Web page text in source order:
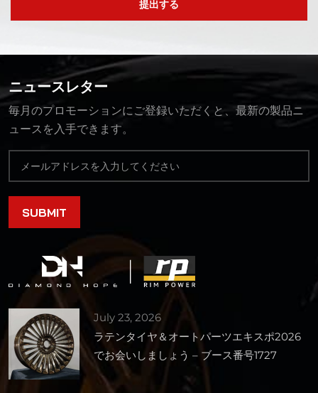
提出する
ニュースレター
毎月のプロモーションにご登録いただくと、最新の製品ニ
ュースを入手できます。
July 23, 2026
ラテンタイヤ＆オートパーツエキスポ2026
でお会いしましょう – ブース番号1727